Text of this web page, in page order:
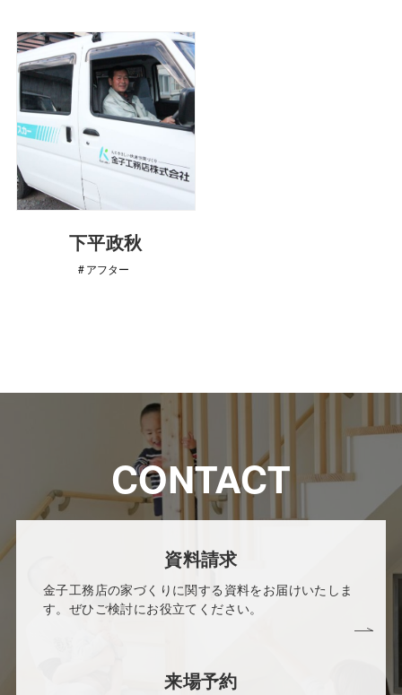
下平政秋
アフター
CONTACT
資料請求
金子工務店の家づくりに関する資料をお届けいたしま
す。ぜひご検討にお役立てください。
来場予約